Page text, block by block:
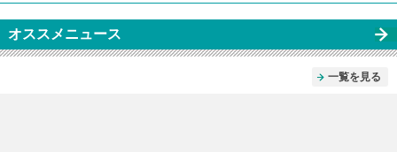
オススメニュース
一覧を見る